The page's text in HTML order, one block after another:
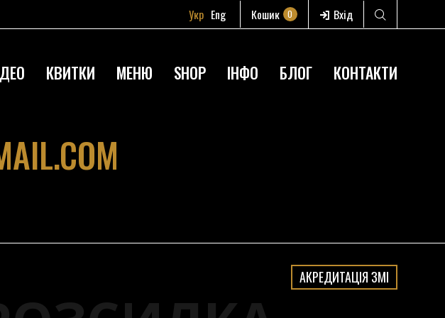
Укр Eng Кошик 0 Вхід
КВИТКИ МЕНЮ SHOP ІНФО БЛОГ КОНТАКТИ
АКРЕДИТАЦІЯ ЗМІ